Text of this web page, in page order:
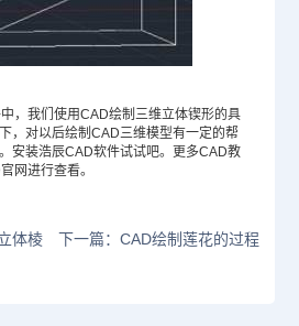
中，我们使用CAD绘制三维立体锲形的具
，对以后绘制CAD三维模型有一定的帮
安装浩辰CAD软件试试吧。更多CAD教
网进行查看。
体棱
下一篇：CAD绘制莲花的过程